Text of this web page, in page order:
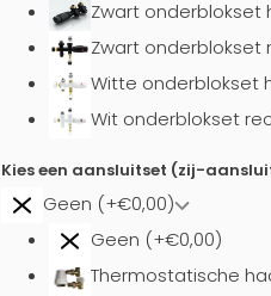
Zwart onderblokset
Zwart onderblokset
Witte onderblokset
Wit onderblokset
Kies een aansluitset (zij-
Geen (+€0,00)
Geen (+€0,00)
Thermostatische